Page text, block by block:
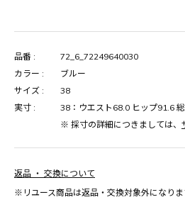
品番 :
72_6_72249640030
カラー :
ブルー
サイズ :
38
実寸 :
38：ウエスト68.0 ヒップ91.6
※ 採寸の詳細につきましては、
返品 ・ 交換について
※リユース商品は返品・交換対象外になりま